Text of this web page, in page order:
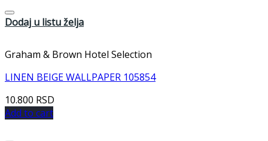
Dodaj u listu želja
Graham & Brown Hotel Selection
LINEN BEIGE WALLPAPER 105854
10.800 RSD
Add to cart